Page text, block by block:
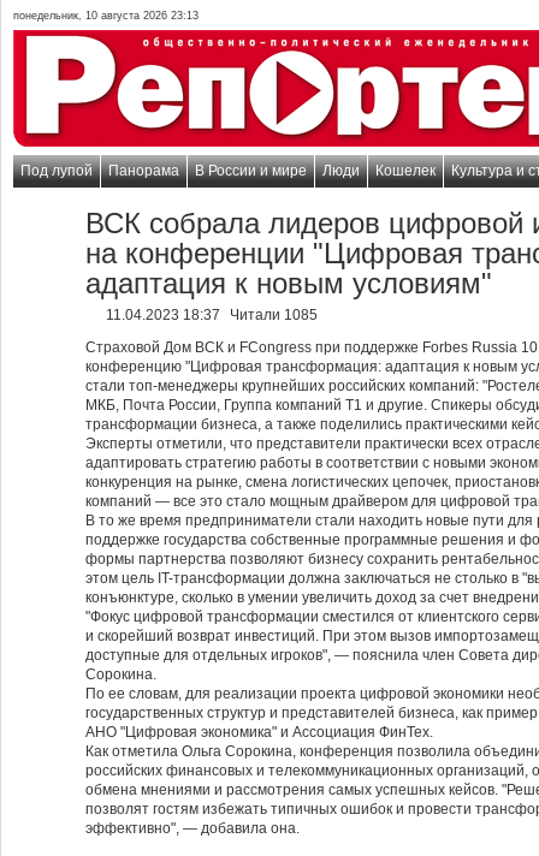
понедельник, 10 августа 2026 23:13
Под лупой Панорама В России и мире Люди Кошелек Культура и
ВСК собрала лидеров цифровой
на конференции "Цифровая
адаптация к новым условиям"
11.04.2023 18:37
Читали 1085
Страховой Дом ВСК и FCongress при поддержке Forbes Russia
конференцию "Цифровая трансформация: адаптация к новым
стали топ-менеджеры крупнейших российских компаний:
МКБ, Почта России, Группа компаний Т1 и другие. Спикеры
трансформации бизнеса, а также поделились практическими
Эксперты отметили, что представители практически всех
адаптировать стратегию работы в соответствии с новыми
конкуренция на рынке, смена логистических цепочек,
компаний — все это стало мощным драйвером для цифровой
В то же время предприниматели стали находить новые пути
поддержке государства собственные программные решения и
формы партнерства позволяют бизнесу сохранить
этом цель IT-трансформации должна заключаться не столько в
конъюнктуре, сколько в умении увеличить доход за счет
"Фокус цифровой трансформации сместился от клиентского
и скорейший возврат инвестиций. При этом вызов
доступные для отдельных игроков", — пояснила член Совета
Сорокина.
По ее словам, для реализации проекта цифровой экономики
государственных структур и представителей бизнеса, как
АНО "Цифровая экономика" и Ассоциация ФинТех.
Как отметила Ольга Сорокина, конференция позволила
российских финансовых и телекоммуникационных
обмена мнениями и рассмотрения самых успешных кейсов.
позволят гостям избежать типичных ошибок и провести
эффективно", — добавила она.